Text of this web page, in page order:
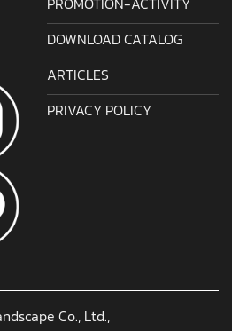
DOWNLOAD CATALOG
ARTICLES
PRIVACY POLICY
Co., Ltd.,